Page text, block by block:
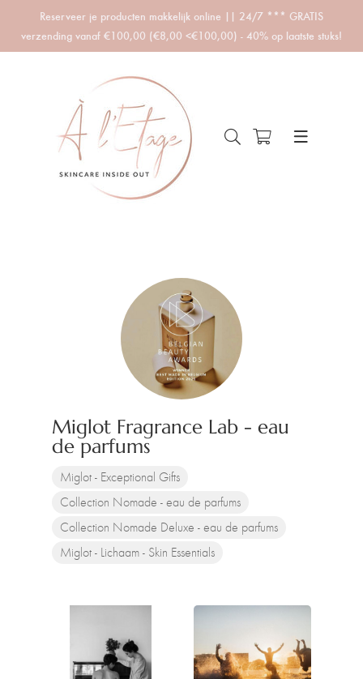
Reserveer je producten makkelijk online || 24/7 *** GRATIS
verzending vanaf €100,00 (€8,00 <€100,00) - 40% op laatste stuks!
Miglot Fragrance Lab - eau
de parfums
Miglot - Exceptional Gifts
Collection Nomade - eau de parfums
Collection Nomade Deluxe - eau de parfums
Miglot - Lichaam - Skin Essentials